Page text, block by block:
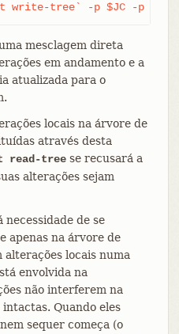
write-tree` -p $JC -p $LT
mesclagem direta
em andamento e a
atualizada para o
locais na árvore de
através desta
read-treese recusará a
alterações sejam
necessidade de se
apenas na árvore de
locais numa
envolvida na
não interferem na
Quando eles
sequer começa (o